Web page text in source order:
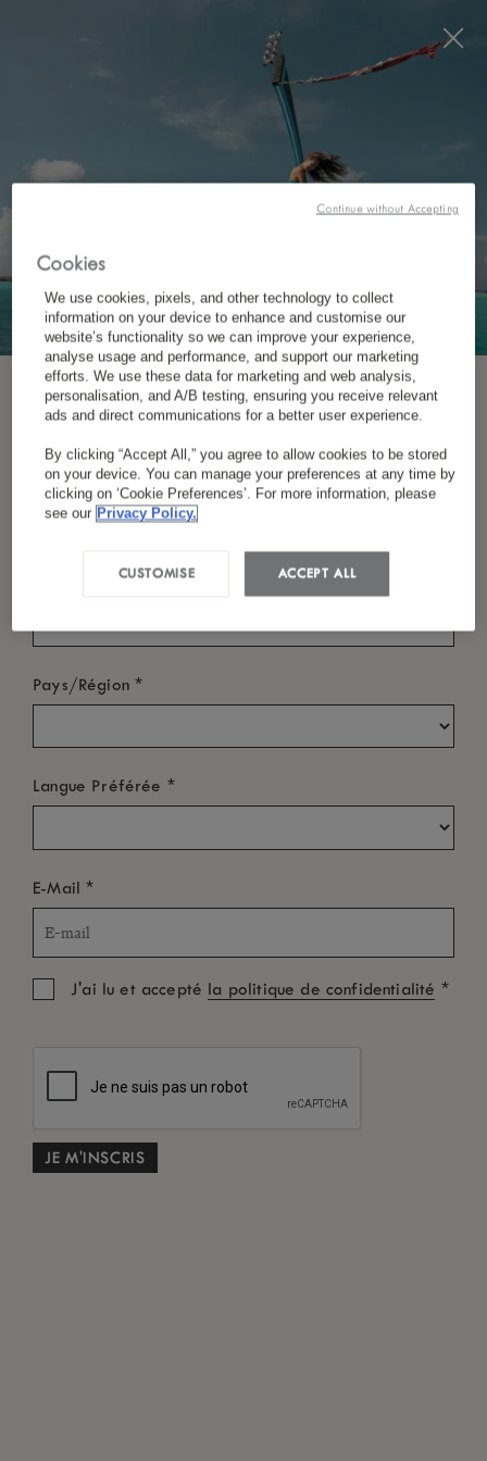
to enhance your experience
and make your visit easier and more comfortable.
RÉSERVEZ MAINTENANT
ANNULATION GRATUITE
CONTACTEZ NOUS
LUX*LE MORNE
Le Morne Plage,
Maurice
Tel :+230 401 4000
E-mail :
LE GROUPE LUX*
ESPACE PRESSE
AUTRES LIENS
Nous sommes sûrs que vous aimerez trouver, de temps à autre dans
votre boîte de réception, des nouvelles de LUX
INSCRIVEZ-VOUS À NOTRE NEWSLETTER
Prénom *
Pays/Région*
Langue Préférée *
E-Mail*
J'ai lu et accepté la politique de confidentialité *
Cookies
We use cookies, pixels, and other technology to collect
information on your device to enhance and customise our
website’s functionality so we can improve your experience,
analyse usage and performance, and support our marketing
efforts. We use these data for marketing and web analysis,
personalisation, and A/B testing, ensuring you receive relevant
ads and direct communications for a better user experience.
By clicking “Accept All,” you agree to allow cookies to be stored
on your device. You can manage your preferences at any time by
clicking on ‘Cookie Preferences’. For more information, please
see our Privacy Policy.
ACCEPT ALL
CUSTOMISE
Continue without Accepting